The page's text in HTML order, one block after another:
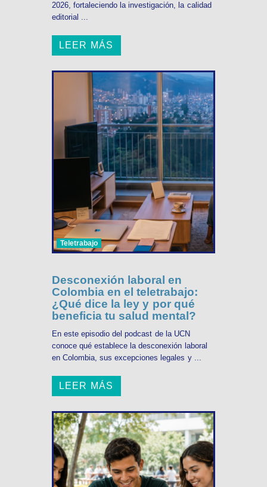
2026, fortaleciendo la investigación, la calidad
editorial ...
LEER MÁS
Teletrabajo
Desconexión laboral en
Colombia en el teletrabajo:
¿Qué dice la ley y por qué
beneficia tu salud mental?
En este episodio del podcast de la UCN
conoce qué establece la desconexión laboral
en Colombia, sus excepciones legales y ...
LEER MÁS